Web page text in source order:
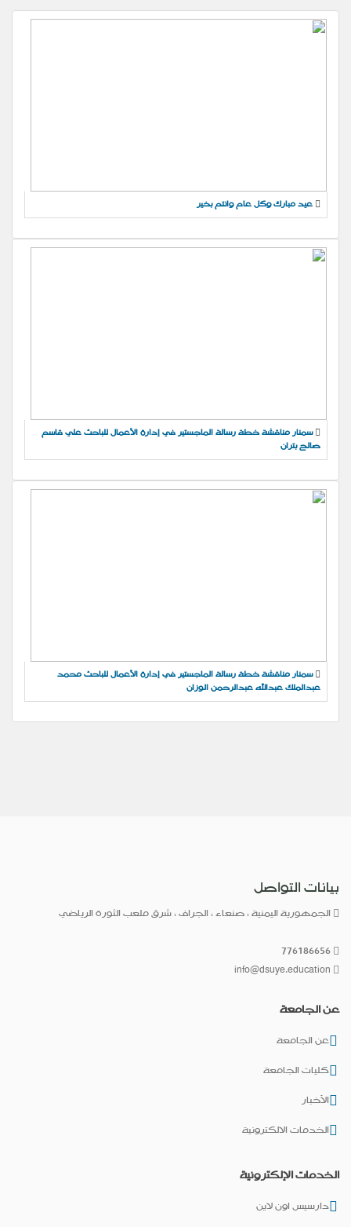
عيد مبارك وكل عام وانتم بخير
سمنار مناقشة خطة رسالة الماجستير في إدارة الأعمال للباحث علي قاسم
صالح بتران
سمنار مناقشة خطة رسالة الماجستير في إدارة الأعمال للباحث محمد
عبدالملك عبدالله عبدالرحمن الوزان
بيانات التواصل
الجمهورية اليمنية ، صنعاء ، الجراف ، شرق ملعب الثورة الرياضي
عن الجامعة
عن الجامعة
كليات الجامعة
الأخبار
الخدمات الالكترونية
الخدمات الإلكترونية
دارسيس اون لاين